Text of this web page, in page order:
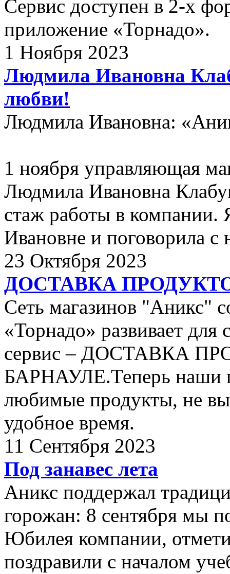
Сервис доступен в 2-х
приложение «Торнадо».
1 Ноября 2023
Людмила Ивановна
любви!
Людмила Ивановна:
1 ноября управляющая
Людмила Ивановна
стаж работы в компании.
Ивановне и поговорила с
23 Октября 2023
ДОСТАВКА
Сеть магазинов "Аникс"
«Торнадо» развивает
сервис – ДОСТАВКА
БАРНАУЛЕ.Теперь наши
любимые продукты, не
удобное время.
11 Сентября 2023
Под занавес лета
Аникс поддержал
горожан: 8 сентября мы
Юбилея компании,
поздравили с началом